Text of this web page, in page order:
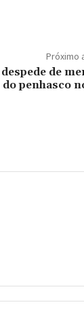
Próximo
de
penhasco